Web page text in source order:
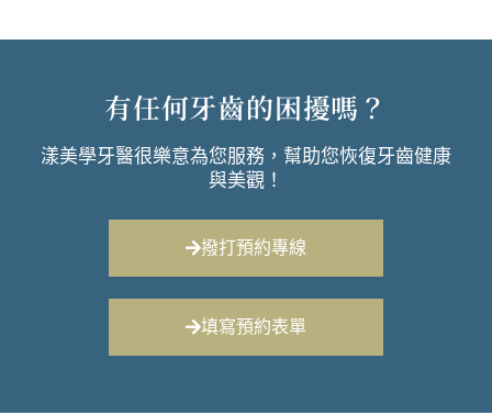
有任何牙齒的困擾嗎？
漾美學牙醫很樂意為您服務，幫助您恢復牙齒健康
與美觀！
撥打預約專線
填寫預約表單